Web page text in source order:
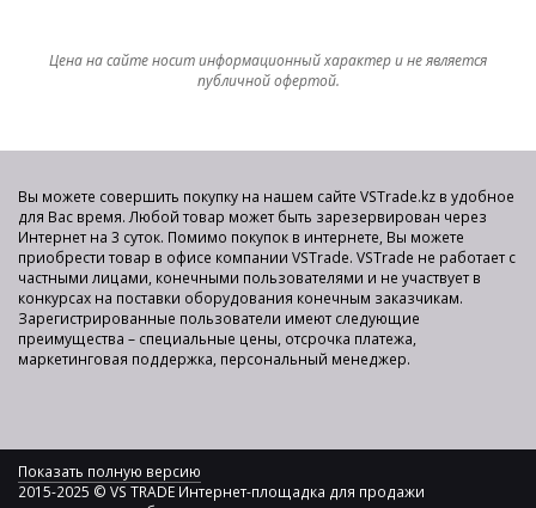
Цена на сайте носит информационный характер и не является
публичной офертой.
Вы можете совершить покупку на нашем сайте VSTrade.kz в удобное
для Вас время. Любой товар может быть зарезервирован через
Интернет на 3 суток. Помимо покупок в интернете, Вы можете
приобрести товар в офисе компании VSTrade. VSTrade не работает с
частными лицами, конечными пользователями и не участвует в
конкурсах на поставки оборудования конечным заказчикам.
Зарегистрированные пользователи имеют следующие
преимущества – специальные цены, отсрочка платежа,
маркетинговая поддержка, персональный менеджер.
Показать полную версию
2015-2025 © VS TRADE Интернет-площадка для продажи